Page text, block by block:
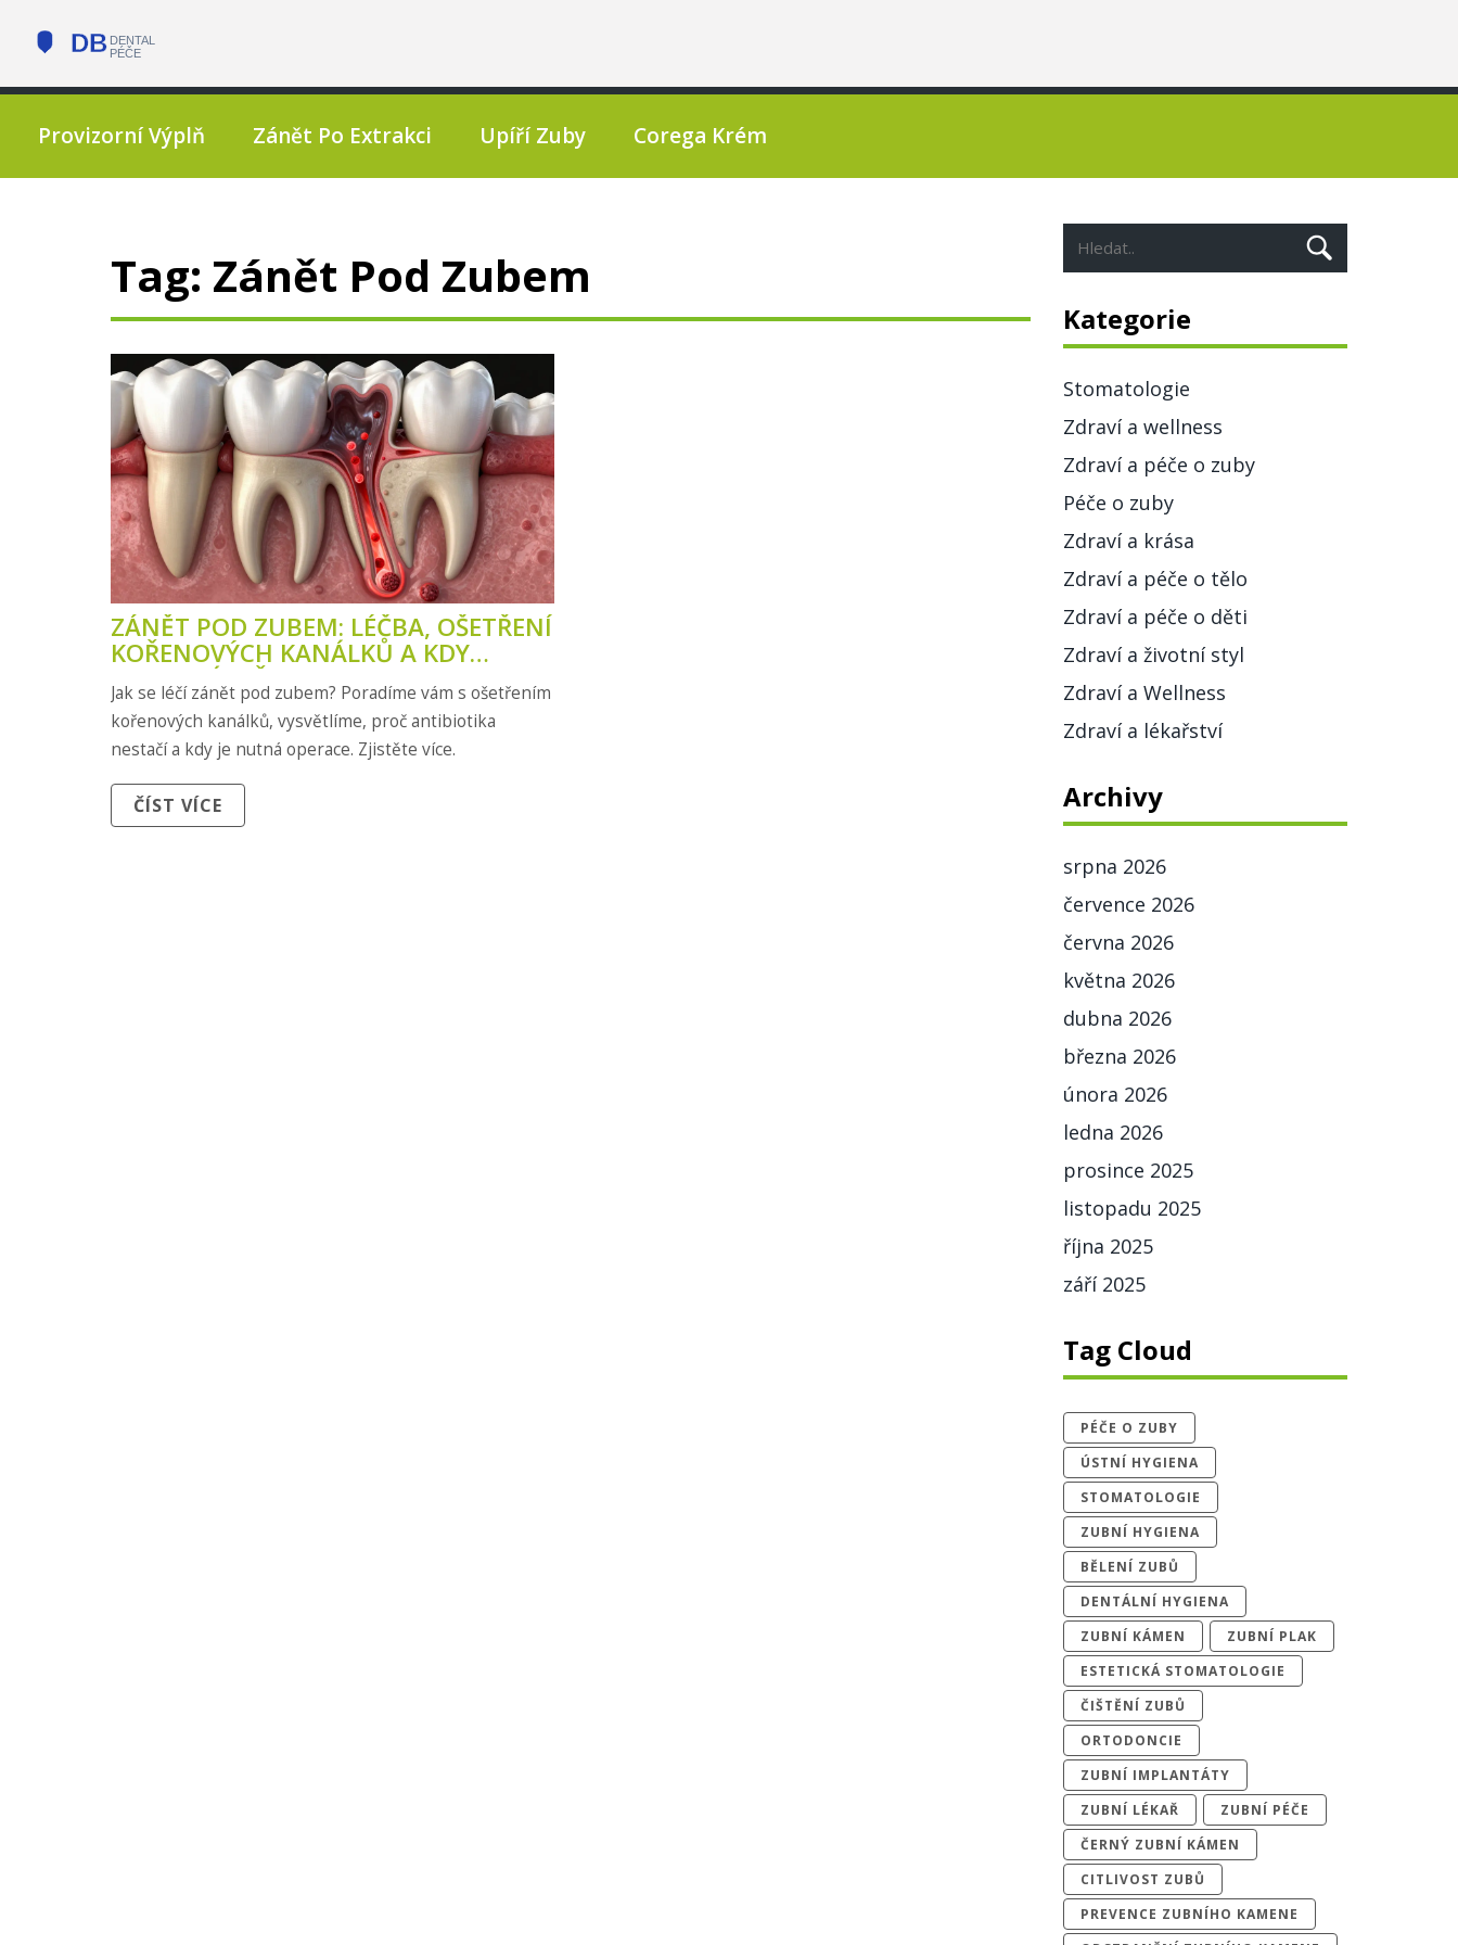
Provizorní Výplň Zánět Po Extrakci Upíří Zuby Corega Krém
Tag: Zánět Pod Zubem
ZÁNĚT POD ZUBEM: LÉČBA, OŠETŘENÍ
KOŘENOVÝCH KANÁLKŮ A KDY
VOLAT LÉKAŘE
Jak se léčí zánět pod zubem? Poradíme vám s ošetřením
kořenových kanálků, vysvětlíme, proč antibiotika
nestačí a kdy je nutná operace. Zjistěte více.
ČÍST VÍCE
Kategorie
Stomatologie
Zdraví a wellness
Zdraví a péče o zuby
Péče o zuby
Zdraví a krása
Zdraví a péče o tělo
Zdraví a péče o děti
Zdraví a životní styl
Zdraví a Wellness
Zdraví a lékařství
Archivy
srpna 2026
července 2026
června 2026
května 2026
dubna 2026
března 2026
února 2026
ledna 2026
prosince 2025
listopadu 2025
října 2025
září 2025
Tag Cloud
PÉČE O ZUBY
ÚSTNÍ HYGIENA
STOMATOLOGIE
ZUBNÍ HYGIENA
BĚLENÍ ZUBŮ
DENTÁLNÍ HYGIENA
ZUBNÍ KÁMEN
ZUBNÍ PLAK
ESTETICKÁ STOMATOLOGIE
ČIŠTĚNÍ ZUBŮ
ORTODONCIE
ZUBNÍ IMPLANTÁTY
ZUBNÍ LÉKAŘ
ZUBNÍ PÉČE
ČERNÝ ZUBNÍ KÁMEN
CITLIVOST ZUBŮ
PREVENCE ZUBNÍHO KAMENE